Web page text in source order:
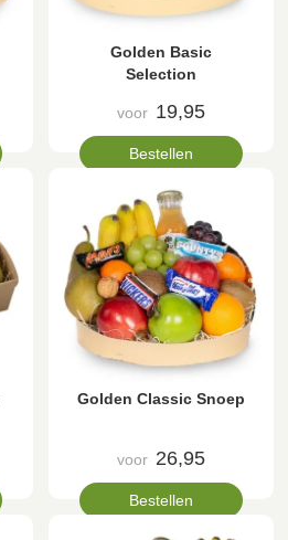
Golden Basic
Selection
voor 19,95
Bestellen
Golden Classic Snoep
voor 26,95
Bestellen